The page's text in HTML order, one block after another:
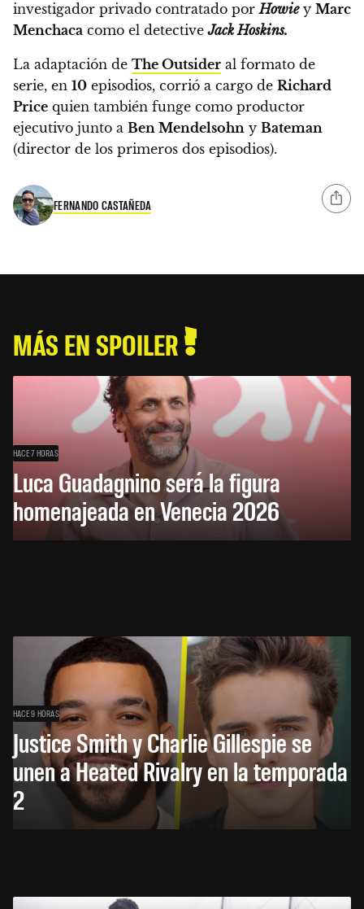
investigador privado contratado porHowiey Marc
Menchaca como el detectiveJack Hoskins.
La adaptación de The Outsider al formato de
serie, en 10 episodios, corrió a cargo de Richard
Price quien también funge como productor
ejecutivo junto a Ben Mendelsohn y Bateman
(director de los primeros dos episodios).
FERNANDO CASTAÑEDA
MÁS EN SPOILER
HACE 7 HORAS
Luca Guadagnino será la figura
homenajeada en Venecia 2026
HACE 9 HORAS
Justice Smith y Charlie Gillespie se
unen a Heated Rivalry en la temporada
2